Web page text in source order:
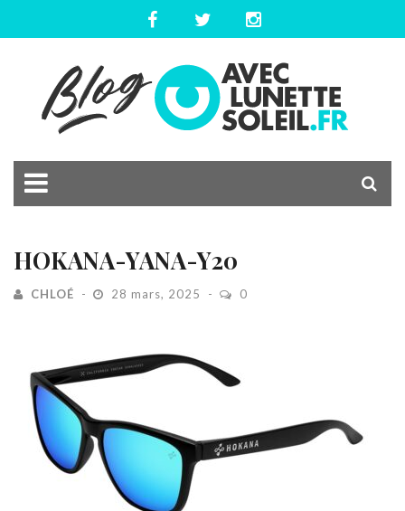
HOKANA-YANA-Y20
CHLOÉ 28 mars, 2025 0